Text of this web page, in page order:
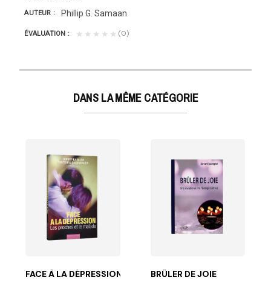
AUTEUR Phillip G. Samaan
ÉVALUATION ★★★★★ (0)
DANS LA MÊME CATÉGORIE
font partie des premiers écrits contenant...
FACE À LA DÉPRESSION BRÛLER DE JOIE